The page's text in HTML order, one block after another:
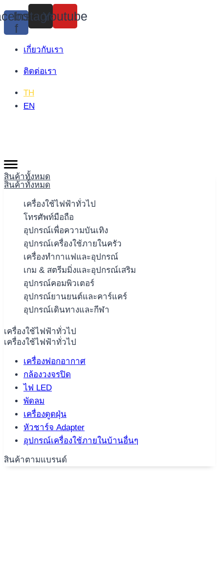
Skip
to
content
f
Instagram
Youtube
เกี่ยวกับเรา
ติดต่อเรา
TH
EN
สินค้าทั้งหมด
สินค้าทั้งหมด
เครื่องใช้ไฟฟ้าทั่วไป
โทรศัพท์มือถือ
อุปกรณ์เพื่อความบันเทิง
อุปกรณ์เครื่องใช้ภายในครัว
เครื่องทำกาแฟและอุปกรณ์
เกม & สตรีมมิ่งและอุปกรณ์เสริม
อุปกรณ์คอมพิวเตอร์
อุปกรณ์ยานยนต์และคาร์แคร์
อุปกรณ์เดินทางและกีฬา
เครื่องใช้ไฟฟ้าทั่วไป
เครื่องใช้ไฟฟ้าทั่วไป
เครื่องฟอกอากาศ
กล้องวงจรปิด
ไฟ LED
พัดลม
เครื่องดูดฝุ่น
หัวชาร์จ Adapter
อุปกรณ์เครื่องใช้ภายในบ้านอื่นๆ
สินค้าตามแบรนด์